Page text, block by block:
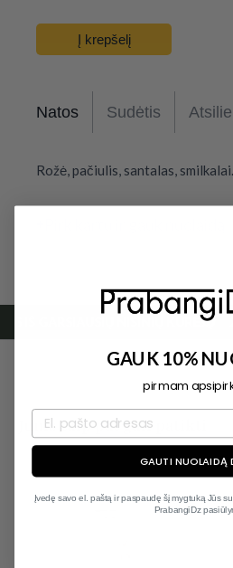
Į krepšelį
Natos Sudėtis
Rožė, pačiulis, santalas, smilkalai.
IŠ GARSIAUSIŲ NIŠINIŲ KŪRĖJŲ
Jums taip pat gali patikti
GAUK 10%
pirmam
GAUTI NUOLAIDĄ
Įvedę savo el. paštą ir paspaudę šį mygtuką Jūs
PrabangiDz